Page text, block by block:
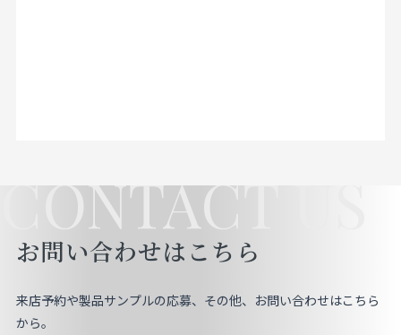
CONTACT US
お問い合わせはこちら
来店予約や製品サンプルの応募、その他、お問い合わせはこちら
から。